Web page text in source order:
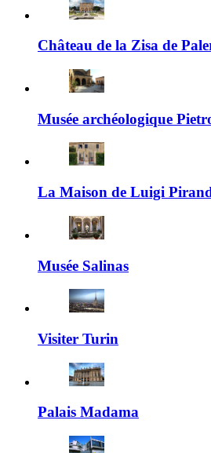
Château de la Zisa de
Musée archéologique
La Maison de Luigi
Musée Salinas
Visiter Turin
Palais Madama